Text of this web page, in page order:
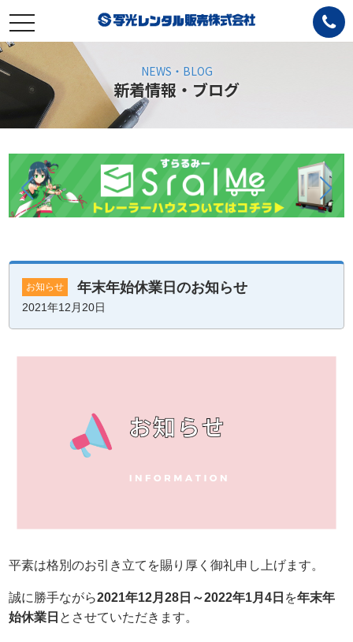
toggle
navigation
NEWS・BLOG
新着情報・ブログ
お知らせ 年末年始休業日のお知らせ
2021年12月20日
平素は格別のお引き立てを賜り厚く御礼申し上げます。
誠に勝手ながら2021年12月28日～2022年1月4日 を年末年
始休業日 とさせていただきます。